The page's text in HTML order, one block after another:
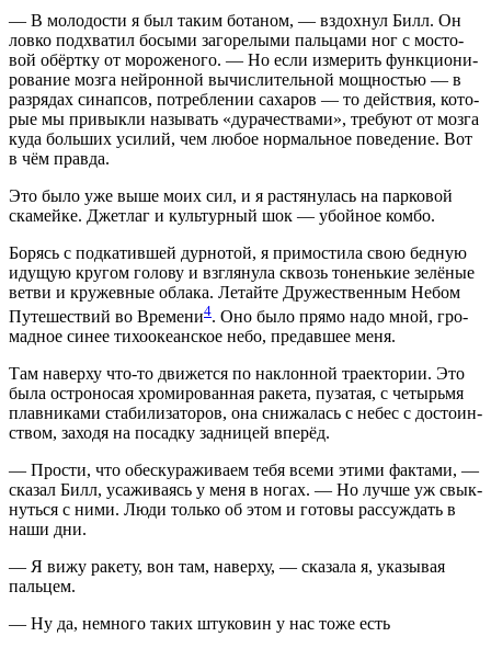
— В моло­до­сти я был таким бота­ном, — вздох­нул Билл. Он
лов­ко под­хва­тил босы­ми заго­ре­лы­ми паль­ца­ми ног с мосто­
вой обёрт­ку от моро­же­но­го. — Но если изме­рить функ­ци­о­ни­
ро­ва­ние моз­га ней­рон­ной вычис­ли­тель­ной мощ­но­стью — в
раз­ря­дах синап­сов, потреб­ле­нии саха­ров — то дей­ствия, кото­
рые мы при­вык­ли назы­вать «дура­че­ства­ми», тре­бу­ют от моз­га
куда боль­ших уси­лий, чем любое нор­маль­ное пове­де­ние. Вот
в чём правда.
Это было уже выше моих сил, и я рас­тя­ну­лась на пар­ко­вой
ска­мей­ке. Джет­лаг и куль­тур­ный шок — убой­ное комбо.
Борясь с под­ка­тив­шей дур­но­той, я при­мо­сти­ла свою бед­ную
иду­щую кру­гом голо­ву и взгля­ну­ла сквозь тонень­кие зелё­ные
вет­ви и кру­жев­ные обла­ка. Летай­те Дру­же­ствен­ным Небом
Путе­ше­ствий во Вре­ме­ни4. Оно было пря­мо надо мной, гро­
мад­ное синее тихо­оке­ан­ское небо, пре­дав­шее меня.
Там навер­ху что-то дви­жет­ся по наклон­ной тра­ек­то­рии. Это
была ост­ро­но­сая хро­ми­ро­ван­ная раке­та, пуза­тая, с четырь­мя
плав­ни­ка­ми ста­би­ли­за­то­ров, она сни­жа­лась с небес с досто­ин­
ством, захо­дя на посад­ку зад­ни­цей вперёд.
— Про­сти, что обес­ку­ра­жи­ва­ем тебя все­ми эти­ми фак­та­ми, —
ска­зал Билл, уса­жи­ва­ясь у меня в ногах. — Но луч­ше уж свык­
нуть­ся с ними. Люди толь­ко об этом и гото­вы рас­суж­дать в
наши дни.
— Я вижу раке­ту, вон там, навер­ху, — ска­за­ла я, ука­зы­вая
пальцем.
— Ну да, немно­го таких шту­ко­вин у нас тоже есть